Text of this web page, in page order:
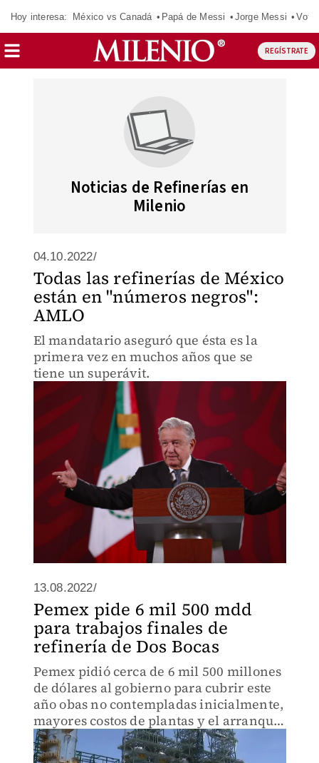
Hoy interesa: México vs Canadá Papá de Messi Jorge Messi
REGÍSTRATE
Noticias de Refinerías en
Milenio
04.10.2022/
Todas las refinerías de México
están en "números negros":
AMLO
El mandatario aseguró que ésta es la
primera vez en muchos años que se
tiene un superávit.
13.08.2022/
Pemex pide 6 mil 500 mdd
para trabajos finales de
refinería de Dos Bocas
Pemex pidió cerca de 6 mil 500 millones
de dólares al gobierno para cubrir este
año obas no contempladas inicialmente,
mayores costos de plantas y el arranque
de unidades en la refinería de Dos
Bocas, en Paraíso, Tabasco